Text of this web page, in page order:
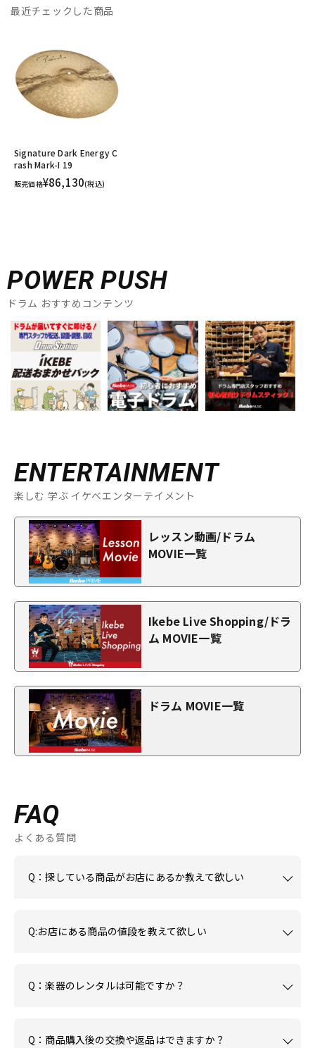
最近チェックした商品
Signature Dark Energy C
rash Mark-I 19
販売価格¥86,130(税込)
POWER PUSH
ドラム おすすめコンテンツ
ENTERTAINMENT
楽しむ 学ぶ イケベエンターテイメント
レッスン動画/ドラム
MOVIE一覧
Ikebe Live Shopping/ドラ
ム MOVIE一覧
ドラム MOVIE一覧
FAQ
よくある質問
Q：探している商品がお店にあるか教えて欲しい
Q:お店にある商品の値段を教えて欲しい
Q：楽器のレンタルは可能ですか？
Q：商品購入後の交換や返品はできますか？